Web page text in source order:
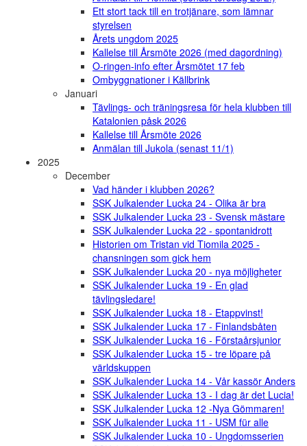
Ett stort tack till en trotjänare, som lämnar
styrelsen
Årets ungdom 2025
Kallelse till Årsmöte 2026 (med dagordning)
O-ringen-info efter Årsmötet 17 feb
Ombyggnationer i Källbrink
Januari
Tävlings- och träningsresa för hela klubben till
Katalonien påsk 2026
Kallelse till Årsmöte 2026
Anmälan till Jukola (senast 11/1)
2025
December
Vad händer i klubben 2026?
SSK Julkalender Lucka 24 - Olika är bra
SSK Julkalender Lucka 23 - Svensk mästare
SSK Julkalender Lucka 22 - spontanidrott
Historien om Tristan vid Tiomila 2025 -
chansningen som gick hem
SSK Julkalender Lucka 20 - nya möjligheter
SSK Julkalender Lucka 19 - En glad
tävlingsledare!
SSK Julkalender Lucka 18 - Etappvinst!
SSK Julkalender Lucka 17 - Finlandsbåten
SSK Julkalender Lucka 16 - Förstaårsjunior
SSK Julkalender Lucka 15 - tre löpare på
världskuppen
SSK Julkalender Lucka 14 - Vår kassör Anders
SSK Julkalender Lucka 13 - I dag är det Lucia!
SSK Julkalender Lucka 12 -Nya Gömmaren!
SSK Julkalender Lucka 11 - USM für alle
SSK Julkalender Lucka 10 - Ungdomsserien